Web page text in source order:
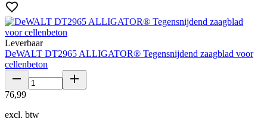
Leverbaar
DeWALT DT2965 ALLIGATOR® Tegensnijdend zaagblad voor
cellenbeton
76,99
excl. btw